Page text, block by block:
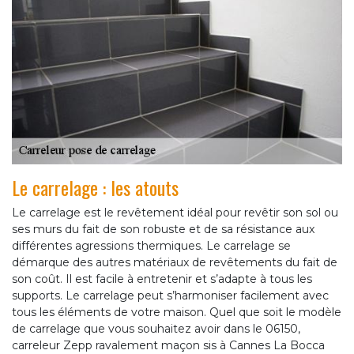
Le carrelage : les atouts
Le carrelage est le revêtement idéal pour revêtir son sol ou
ses murs du fait de son robuste et de sa résistance aux
différentes agressions thermiques. Le carrelage se
démarque des autres matériaux de revêtements du fait de
son coût. Il est facile à entretenir et s’adapte à tous les
supports. Le carrelage peut s’harmoniser facilement avec
tous les éléments de votre maison. Quel que soit le modèle
de carrelage que vous souhaitez avoir dans le 06150,
carreleur Zepp ravalement maçon sis à Cannes La Bocca